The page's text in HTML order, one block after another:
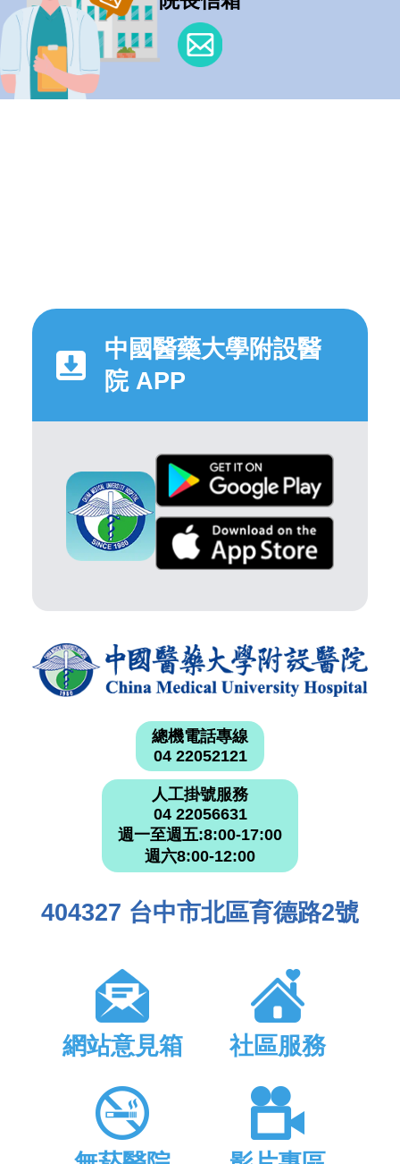
中國醫藥大學附設醫
院 APP
總機電話專線
04 22052121
人工掛號服務
04 22056631
週一至週五:8:00-17:00
週六8:00-12:00
404327 台中市北區育德路2號
網站意見箱 社區服務